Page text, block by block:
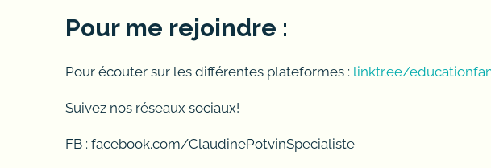
Pour me rejoindre :
Pour écouter sur les différentes plateformes : linktr.ee/
Suivez nos réseaux sociaux!
FB : facebook.com/ClaudinePotvinSpecialiste